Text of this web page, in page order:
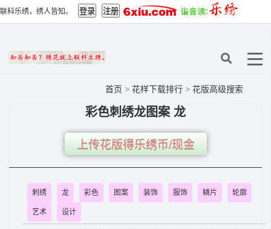
联科乐绣，绣人皆知。
首页 > 花样下载排行 > 花版高级搜索
彩色刺绣龙图案 龙
上传花版得乐绣币/现金
刺绣 龙 彩色 图案 装饰 服饰 鳞片 轮廓
艺术 设计